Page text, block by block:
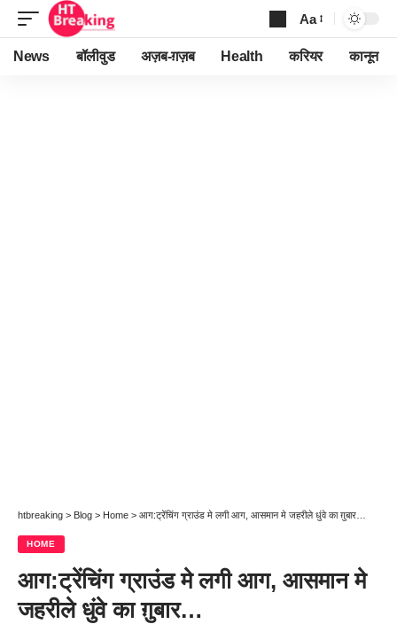
Font
Resizer
Aa
News बॉलीवुड अज़ब-ग़ज़ब Health करियर कानून
htbreaking > Blog > Home > आग:ट्रेंचिंग ग्राउंड मे लगी आग, आसमान मे जहरीले धुंवे का ग़ुबार…
HOME
आग:ट्रेंचिंग ग्राउंड मे लगी आग, आसमान मे
जहरीले धुंवे का ग़ुबार…